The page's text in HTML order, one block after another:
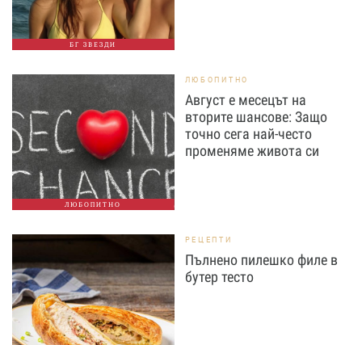
БГ ЗВЕЗДИ
ЛЮБОПИТНО
ЛЮБОПИТНО
Август е месецът на
вторите шансове: Защо
точно сега най-често
променяме живота си
РЕЦЕПТИ
Пълнено пилешко филе в
бутер тесто